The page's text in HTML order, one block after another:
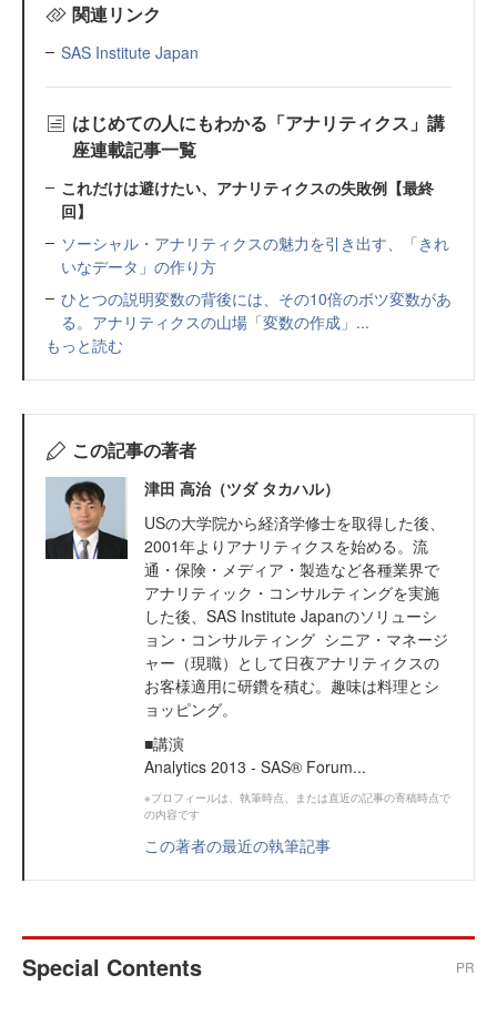
関連リンク
SAS Institute Japan
はじめての人にもわかる「アナリティクス」講
座連載記事一覧
これだけは避けたい、アナリティクスの失敗例【最終
回】
ソーシャル・アナリティクスの魅力を引き出す、「きれ
いなデータ」の作り方
ひとつの説明変数の背後には、その10倍のボツ変数があ
る。アナリティクスの山場「変数の作成」...
もっと読む
この記事の著者
津田 高治（ツダ タカハル）
USの大学院から経済学修士を取得した後、
2001年よりアナリティクスを始める。流
通・保険・メディア・製造など各種業界で
アナリティック・コンサルティングを実施
した後、SAS Institute Japanのソリューシ
ョン・コンサルティング シニア・マネージ
ャー（現職）として日夜アナリティクスの
お客様適用に研鑽を積む。趣味は料理とシ
ョッピング。
■講演
Analytics 2013 - SAS® Forum...
※プロフィールは、執筆時点、または直近の記事の寄稿時点で
の内容です
この著者の最近の執筆記事
Special Contents PR